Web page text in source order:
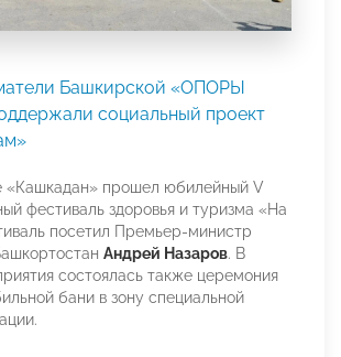
Башкирской «ОПОРЫ
социальный проект
«Кашкадан» прошел юбилейный V
фестиваль здоровья и туризма «На
посетил Премьер-министр
Андрей Назаров. В
состоялась также церемония
бани в зону специальной